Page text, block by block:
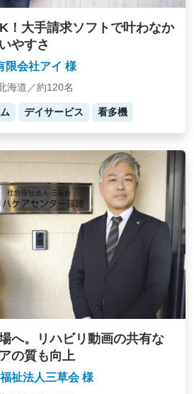
！大手請求ソフトで叶わなか
やすさ
限会社アイ 様
海道／約120名
デイサービス 看多機
へ。リハビリ動画の共有な
の質も向上
祉法人三草会 様